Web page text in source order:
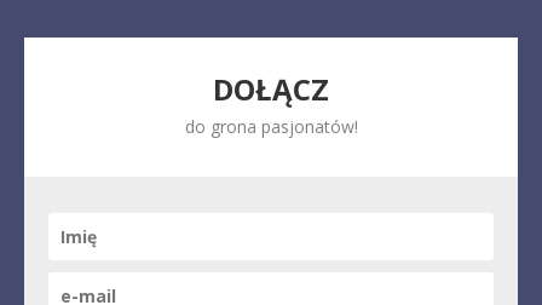
DOŁĄCZ
do grona pasjonatów!